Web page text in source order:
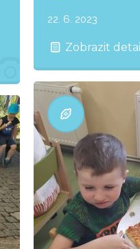
22. 6. 2023
Zobrazit detail